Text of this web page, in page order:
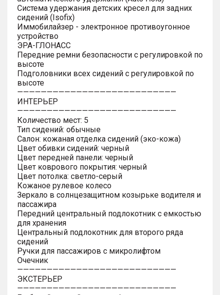
Система удержания детских кресел для задних
сидений (Isofix)
Иммобилайзер - электронное противоугонное
устройство
ЭРА-ГЛОНАСС
Передние ремни безопасности с регулировкой по
высоте
Подголовники всех сидений с регулировкой по
высоте
———————————————————————————
ИНТЕРЬЕР
———————————————————————————
Количество мест: 5
Тип сидений: обычные
Салон: кожаная отделка сидений (эко-кожа)
Цвет обивки сидений: черный
Цвет передней панели: черный
Цвет коврового покрытия: черный
Цвет потолка: светло-серый
Кожаное рулевое колесо
Зеркало в солнцезащитном козырьке водителя и
пассажира
Передний центральный подлокотник с емкостью
для хранения
Центральный подлокотник для второго ряда
сидений
Ручки для пассажиров с микролифтом
Очечник
———————————————————————————
ЭКСТЕРЬЕР
———————————————————————————